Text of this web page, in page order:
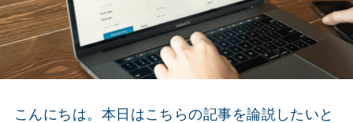
こんにちは。本日はこちらの記事を論説したいと